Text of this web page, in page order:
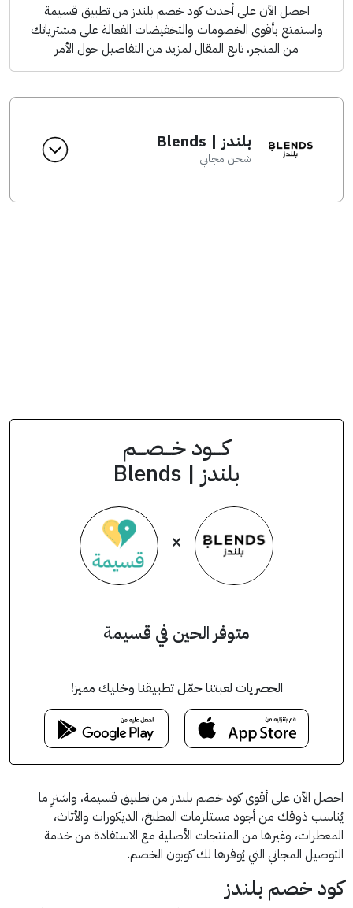
احصل الآن على أحدث كود خصم بلندز من تطبيق قسيمة
واستمتع بأقوى الخصومات والتخفيضات الفعالة على مشترياتك
من المتجر، تابع المقال لمزيد من التفاصيل حول الأمر
بلندز | Blends
شحن مجاني
كــــود خـــصـــم
بلندز | Blends
×
متوفر الحين في قسيمة
الحصريات لعبتنا حمّل تطبيقنا وخليك مميز!
احصل الآن على أقوى كود خصم بلندز من تطبيق قسيمة، واشترِ ما
يُناسب ذوقك من أجود مستلزمات المطبخ، الديكورات والأثاث،
المعطرات، وغيرها من المنتجات الأصلية مع الاستفادة من خدمة
التوصيل المجاني التي يُوفرها لك كوبون الخصم.
كود خصم بلندز